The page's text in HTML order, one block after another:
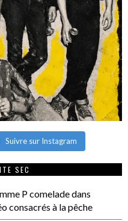
Suivre sur Instagram
SEC
P comeladedans
consacrés à la pêche